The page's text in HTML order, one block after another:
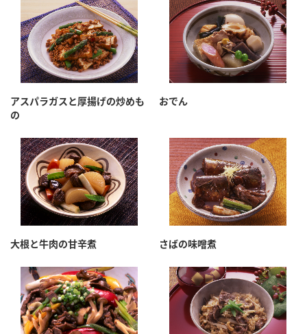
アスパラガスと厚揚げの炒めも
の
おでん
大根と牛肉の甘辛煮 さばの味噌煮